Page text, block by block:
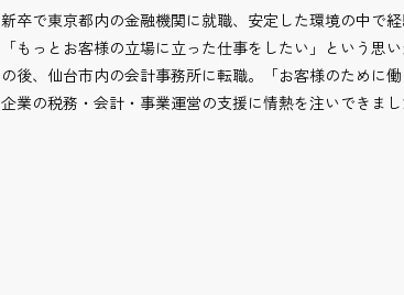
新卒で東京都内の金融機関に就職、安定した環境の中で
「もっとお客様の立場に立った仕事をしたい」という思
の後、仙台市内の会計事務所に転職。「お客様のために
企業の税務・会計・事業運営の支援に情熱を注いできま